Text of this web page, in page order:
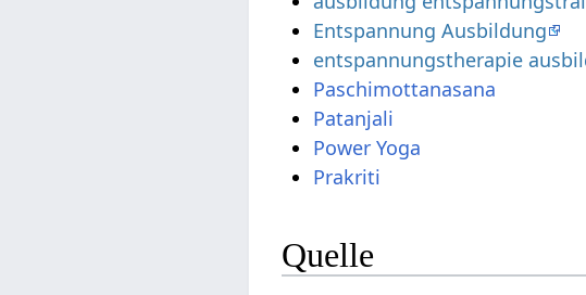
Entspannung Ausbildung
entspannungstherapie
Paschimottanasana
Patanjali
Power Yoga
Prakriti
Quelle